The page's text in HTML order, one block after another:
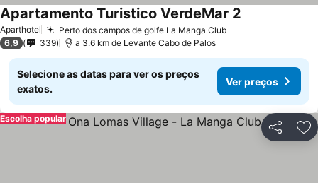
Aparthotel Perto dos campos de golfe La Manga ClubVer preços
Apartamento Turistico VerdeMar 2
6,9 339 a 3.6 km de Levante Cabo de Palos
Selecione as datas para ver os preços
exatos.
Ver preços
Partilhar
Escolha popular